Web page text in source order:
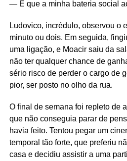
— É que a minha bateria social
Ludovico, incrédulo, observou o
minuto ou dois. Em seguida,
uma ligação, e Moacir saiu da
não ter qualquer chance de
sério risco de perder o cargo de
pior, ser posto no olho da rua.
O final de semana foi repleto de
que não conseguia parar de
havia feito. Tentou pegar um
temporal tão forte, que preferiu
casa e decidiu assistir a uma